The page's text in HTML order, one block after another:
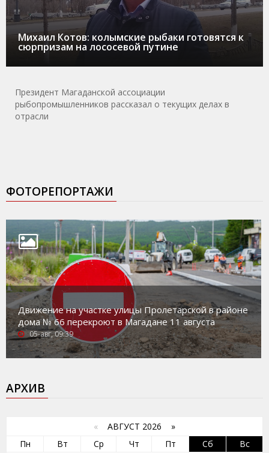
Михаил Котов: колымские рыбаки готовятся к
сюрпризам на лососевой путине
Президент Магаданской ассоциации
рыбопромышленников рассказал о текущих делах в
отрасли
ФОТОРЕПОРТАЖИ
Движение на участке улицы Пролетарской в районе
дома № 66 перекроют в Магадане 11 августа
05-авг, 09:39
АРХИВ
« АВГУСТ 2026 »
Пн
Вт Ср Чт Пт Сб Вс